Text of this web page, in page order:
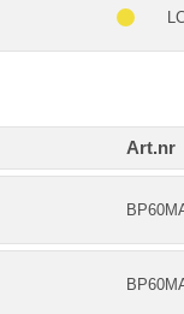
Art.nr